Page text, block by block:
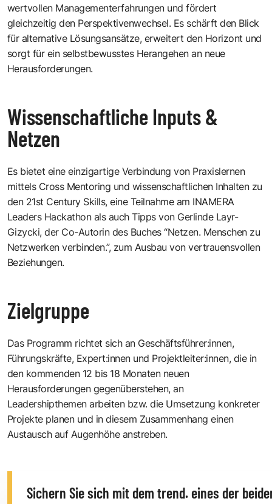
wertvollen Managementerfahrungen und fördert
gleichzeitig den Perspektivenwechsel. Es schärft den Blick
für alternative Lösungsansätze, erweitert den Horizont und
sorgt für ein selbstbewusstes Herangehen an neue
Herausforderungen.
Wissenschaftliche Inputs &
Netzen
Es bietet eine einzigartige Verbindung von Praxislernen
mittels Cross Mentoring und wissenschaftlichen Inhalten zu
den 21st Century Skills, eine Teilnahme am INAMERA
Leaders Hackathon als auch Tipps von Gerlinde Layr-
Gizycki, der Co-Autorin des Buches “Netzen. Menschen zu
Netzwerken verbinden.”, zum Ausbau von vertrauensvollen
Beziehungen.
Zielgruppe
Das Programm richtet sich an Geschäftsführer:innen,
Führungskräfte, Expert:innen und Projektleiter:innen, die in
den kommenden 12 bis 18 Monaten neuen
Herausforderungen gegenüberstehen, an
Leadershipthemen arbeiten bzw. die Umsetzung konkreter
Projekte planen und in diesem Zusammenhang einen
Austausch auf Augenhöhe anstreben.
Sichern Sie sich mit dem trend. eines der